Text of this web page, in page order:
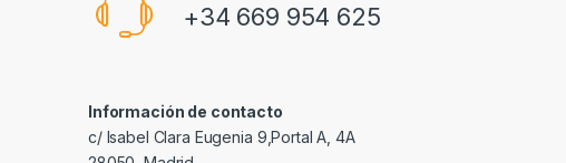
+34 669 954 625
Información de contacto
c/ Isabel Clara Eugenia 9,Portal A, 4A